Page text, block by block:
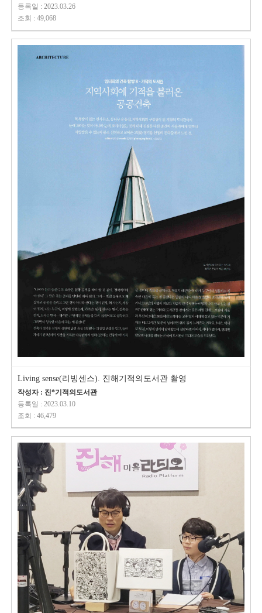
등록일 : 2023.03.26
조회 : 49,068
Living sense(리빙센스). 진해기적의도서관 촬영
작성자 : 진*기적의도서관
등록일 : 2023.03.10
조회 : 46,479